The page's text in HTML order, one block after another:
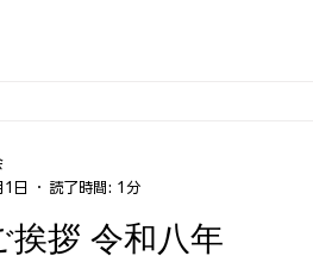
挨拶 令和八年
日
読了時間: 1分